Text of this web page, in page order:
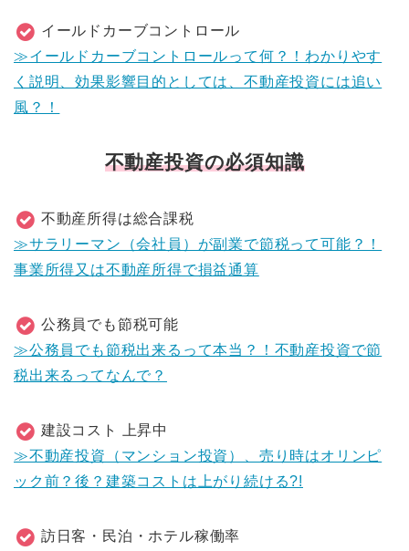
イールドカーブコントロール
≫イールドカーブコントロールって何？！わかりやす
く説明、効果影響目的としては、不動産投資には追い
風？！
不動産投資の必須知識
不動産所得は総合課税
≫サラリーマン（会社員）が副業で節税って可能？！
事業所得又は不動産所得で損益通算
公務員でも節税可能
≫公務員でも節税出来るって本当？！不動産投資で節
税出来るってなんで？
建設コスト 上昇中
≫不動産投資（マンション投資）、売り時はオリンピ
ック前？後？建築コストは上がり続ける?!
訪日客・民泊・ホテル稼働率